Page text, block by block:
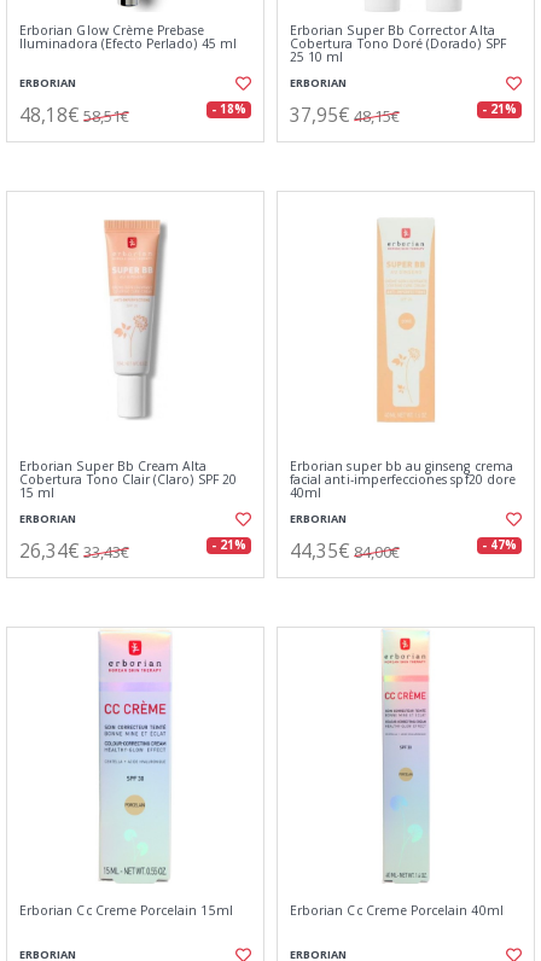
Erborian Glow Crème Prebase
Iluminadora (Efecto Perlado) 45 ml
ERBORIAN
48,18€ 58,51€ - 18%
Erborian Super Bb Corrector Alta
Cobertura Tono Doré (Dorado) SPF
25 10 ml
ERBORIAN
37,95€ 48,15€ - 21%
Erborian Super Bb Cream Alta
Cobertura Tono Clair (Claro) SPF 20
15 ml
ERBORIAN
26,34€ 33,43€ - 21%
Erborian super bb au ginseng crema
facial anti-imperfecciones spf20 dore
40ml
ERBORIAN
44,35€ 84,00€ - 47%
Erborian Cc Creme Porcelain 15ml
ERBORIAN
Erborian Cc Creme Porcelain 40ml
ERBORIAN